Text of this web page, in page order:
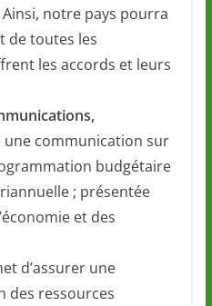
notre pays pourra
de toutes les
les accords et leurs
une communication sur
budgétaire
; présentée
et des
d’assurer une
des ressources